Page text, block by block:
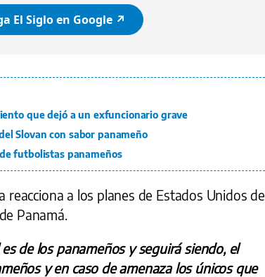
El Siglo en Google ↗️
que dejó a un exfuncionario grave
Slovan con sabor panameño
futbolistas panameños
reacciona a los planes de Estados Unidos de
Panamá.
de los panameños y seguirá siendo, el
y en caso de amenaza los únicos que